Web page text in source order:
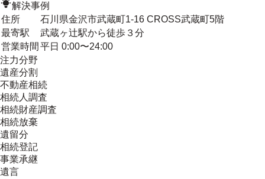
解決事例
住所
石川県金沢市武蔵町1-16 CROSS武蔵町5階
最寄駅
武蔵ヶ辻駅から徒歩３分
営業時間 平日 0:00〜24:00
注力分野
遺産分割
不動産相続
相続人調査
相続財産調査
相続放棄
遺留分
相続登記
事業承継
遺言